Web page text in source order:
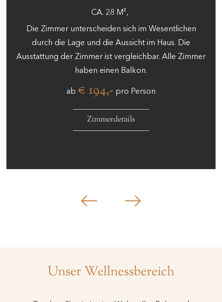
CA. 28 M²
Die Zimmer unterscheiden sich im Wesentlichen
durch die Lage und die Aussicht im Haus. Die
Ausstattung der Zimmer ist vergleichbar. Alle Zimmer
haben einen Balkon.
ab € 194,- pro Person
Zimmerdetails
Unser Wellnessbereich